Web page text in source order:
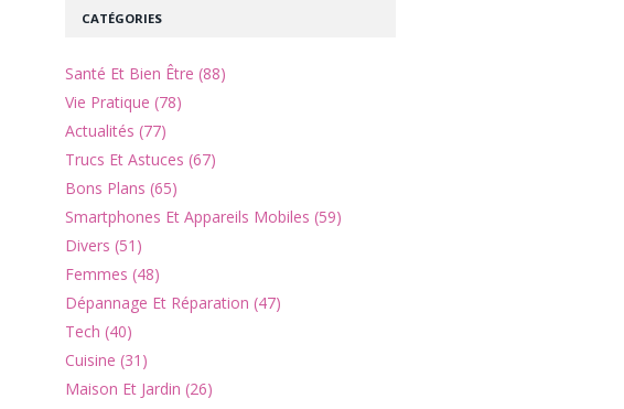
CATÉGORIES
Santé Et Bien Être (88)
Vie Pratique (78)
Actualités (77)
Trucs Et Astuces (67)
Bons Plans (65)
Smartphones Et Appareils Mobiles (59)
Divers (51)
Femmes (48)
Dépannage Et Réparation (47)
Tech (40)
Cuisine (31)
Maison Et Jardin (26)